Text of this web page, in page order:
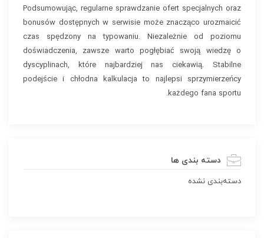
Podsumowując, regularne sprawdzanie ofert specjalnych oraz
bonusów dostępnych w serwisie może znacząco urozmaicić
czas spędzony na typowaniu. Niezależnie od poziomu
doświadczenia, zawsze warto pogłębiać swoją wiedzę o
dyscyplinach, które najbardziej nas ciekawią. Stabilne
podejście i chłodna kalkulacja to najlepsi sprzymierzeńcy
każdego fana sportu.
دسته بندی ها
دسته‌بندی نشده